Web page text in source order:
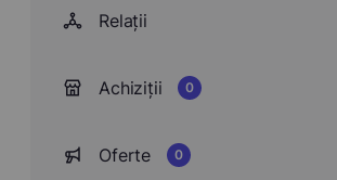
Relații
Achiziții 0
Oferte 0